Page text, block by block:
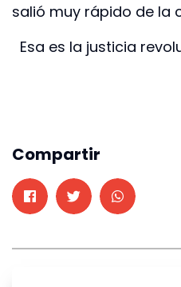
salió muy rápido de la
Esa es la justicia
Compartir